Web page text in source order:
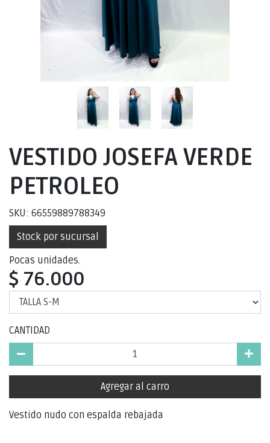
VESTIDO JOSEFA VERDE
PETROLEO
SKU: 66559889788349
Stock por sucursal
Pocas unidades.
$ 76.000
CANTIDAD
Agregar al carro
Vestido nudo con espalda rebajada